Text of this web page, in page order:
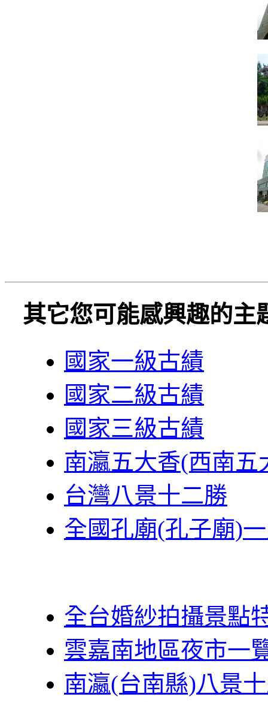
其它您可能感興趣的主
國家一級古績
國家二級古績
國家三級古績
南瀛五大香(西南五
台灣八景十二勝
全國孔廟(孔子廟)
全台婚紗拍攝景點
雲嘉南地區夜市一
南瀛(台南縣)八景